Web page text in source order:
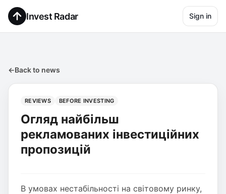
Invest Radar Sign in
←Back to news
REVIEWS BEFORE INVESTING
Огляд найбільш
рекламованих інвестиційних
пропозицій
В умовах нестабільності на світовому ринку,